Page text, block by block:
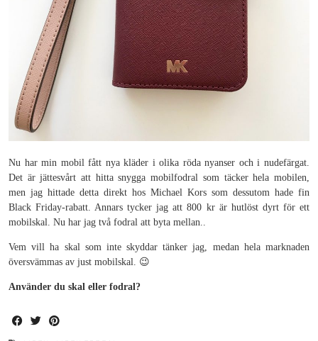
Nu har min mobil fått nya kläder i olika röda nyanser och i nudefärgat.
Det är jättesvårt att hitta snygga mobilfodral som täcker hela mobilen,
men jag hittade detta direkt hos Michael Kors som dessutom hade fin
Black Friday-rabatt. Annars tycker jag att 800 kr är hutlöst dyrt för ett
mobilskal. Nu har jag två fodral att byta mellan..
Vem vill ha skal som inte skyddar tänker jag, medan hela marknaden
översvämmas av just mobilskal. 😉
Använder du skal eller fodral?